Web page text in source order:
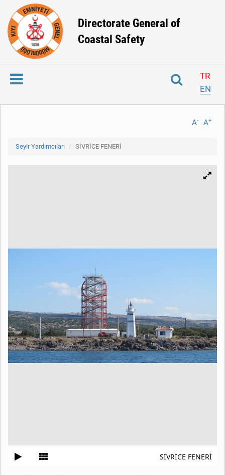
Directorate General of
Coastal Safety
TR
EN
A+
A-
Seyir Yardımcıları SİVRİCE FENERİ
SİVRİCE FENERİ